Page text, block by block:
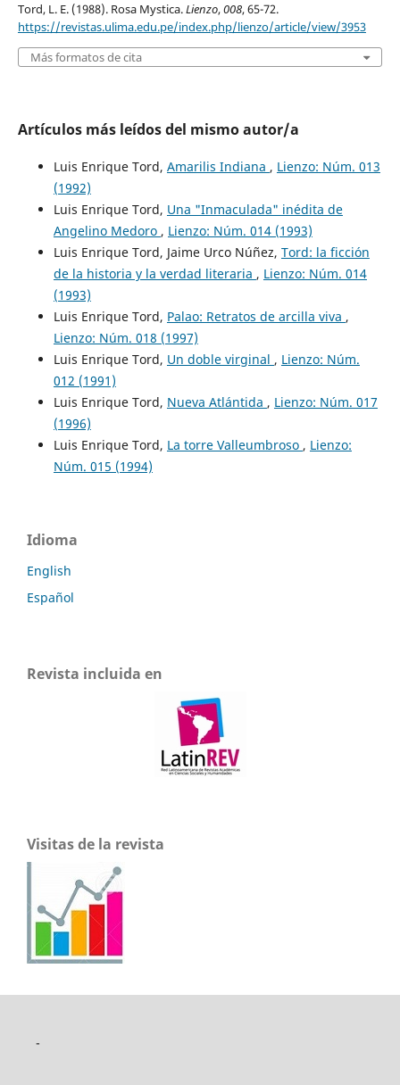
Tord, L. E. (1988). Rosa Mystica.Lienzo,008, 65-72.
https://revistas.ulima.edu.pe/index.php/lienzo/article/view/3953
Más formatos de cita
Artículos más leídos del mismo autor/a
Luis Enrique Tord, Amarilis Indiana , Lienzo: Núm. 013
(1992)
Luis Enrique Tord, Una "Inmaculada" inédita de
Angelino Medoro , Lienzo: Núm. 014 (1993)
Luis Enrique Tord, Jaime Urco Núñez, Tord: la ficción
de la historia y la verdad literaria , Lienzo: Núm. 014
(1993)
Luis Enrique Tord, Palao: Retratos de arcilla viva ,
Lienzo: Núm. 018 (1997)
Luis Enrique Tord, Un doble virginal , Lienzo: Núm.
012 (1991)
Luis Enrique Tord, Nueva Atlántida , Lienzo: Núm. 017
(1996)
Luis Enrique Tord, La torre Valleumbroso , Lienzo:
Núm. 015 (1994)
Idioma
English
Español
Revista incluida en
Visitas de la revista
-